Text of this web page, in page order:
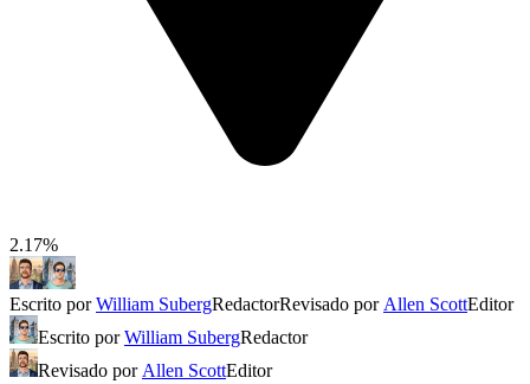
2.17%
Escrito porWilliam SubergRedactorRevisado por Allen ScottEditor
Escrito porWilliam SubergRedactor
Revisado por Allen ScottEditor